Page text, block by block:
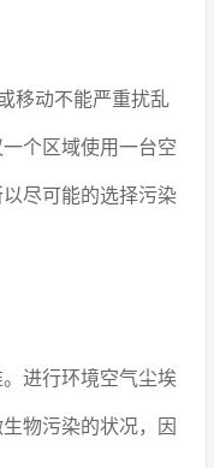
移动不能严重扰乱
个区域使用一台空
尽可能的选择污染
进行环境空气尘埃
物污染的状况，因